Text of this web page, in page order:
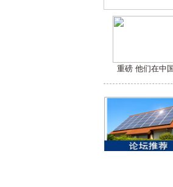
重磅 他们在中